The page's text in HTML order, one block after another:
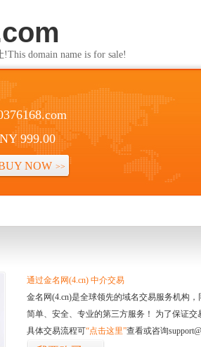
domain name is for sale!
999.00
NOW >>
通过金名网(4.cn) 中介交易
金名网(4.cn)是全球领先的域名交易服务机构
简单、安全、专业的第三方服务！ 为了保证
具体交易流程可“点击这里”查看或咨询